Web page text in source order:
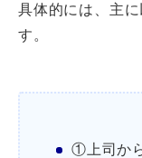
具体的には、主
す。
①上司か